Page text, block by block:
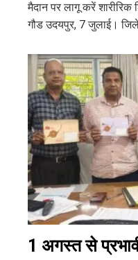
मैदान पर लागू करें शारीरिक
गौड उदयपुर, 7 जुलाई।
1 अगस्त से